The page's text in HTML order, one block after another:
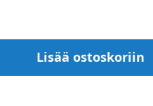
Lisää ostoskoriin